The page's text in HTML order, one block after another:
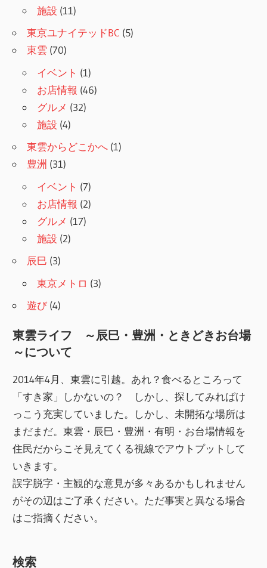
施設 (11)
東京ユナイテッドBC (5)
東雲 (70)
イベント (1)
お店情報 (46)
グルメ (32)
施設 (4)
東雲からどこかへ (1)
豊洲 (31)
イベント (7)
お店情報 (2)
グルメ (17)
施設 (2)
辰巳 (3)
東京メトロ (3)
遊び (4)
東雲ライフ ～辰巳・豊洲・ときどきお台場
～について
2014年4月、東雲に引越。あれ？食べるところって
「すき家」しかないの？ しかし、探してみればけ
っこう充実していました。しかし、未開拓な場所は
まだまだ。東雲・辰巳・豊洲・有明・お台場情報を
住民だからこそ見えてくる視線でアウトプットして
いきます。
誤字脱字・主観的な意見が多々あるかもしれません
がその辺はご了承ください。ただ事実と異なる場合
はご指摘ください。
検索